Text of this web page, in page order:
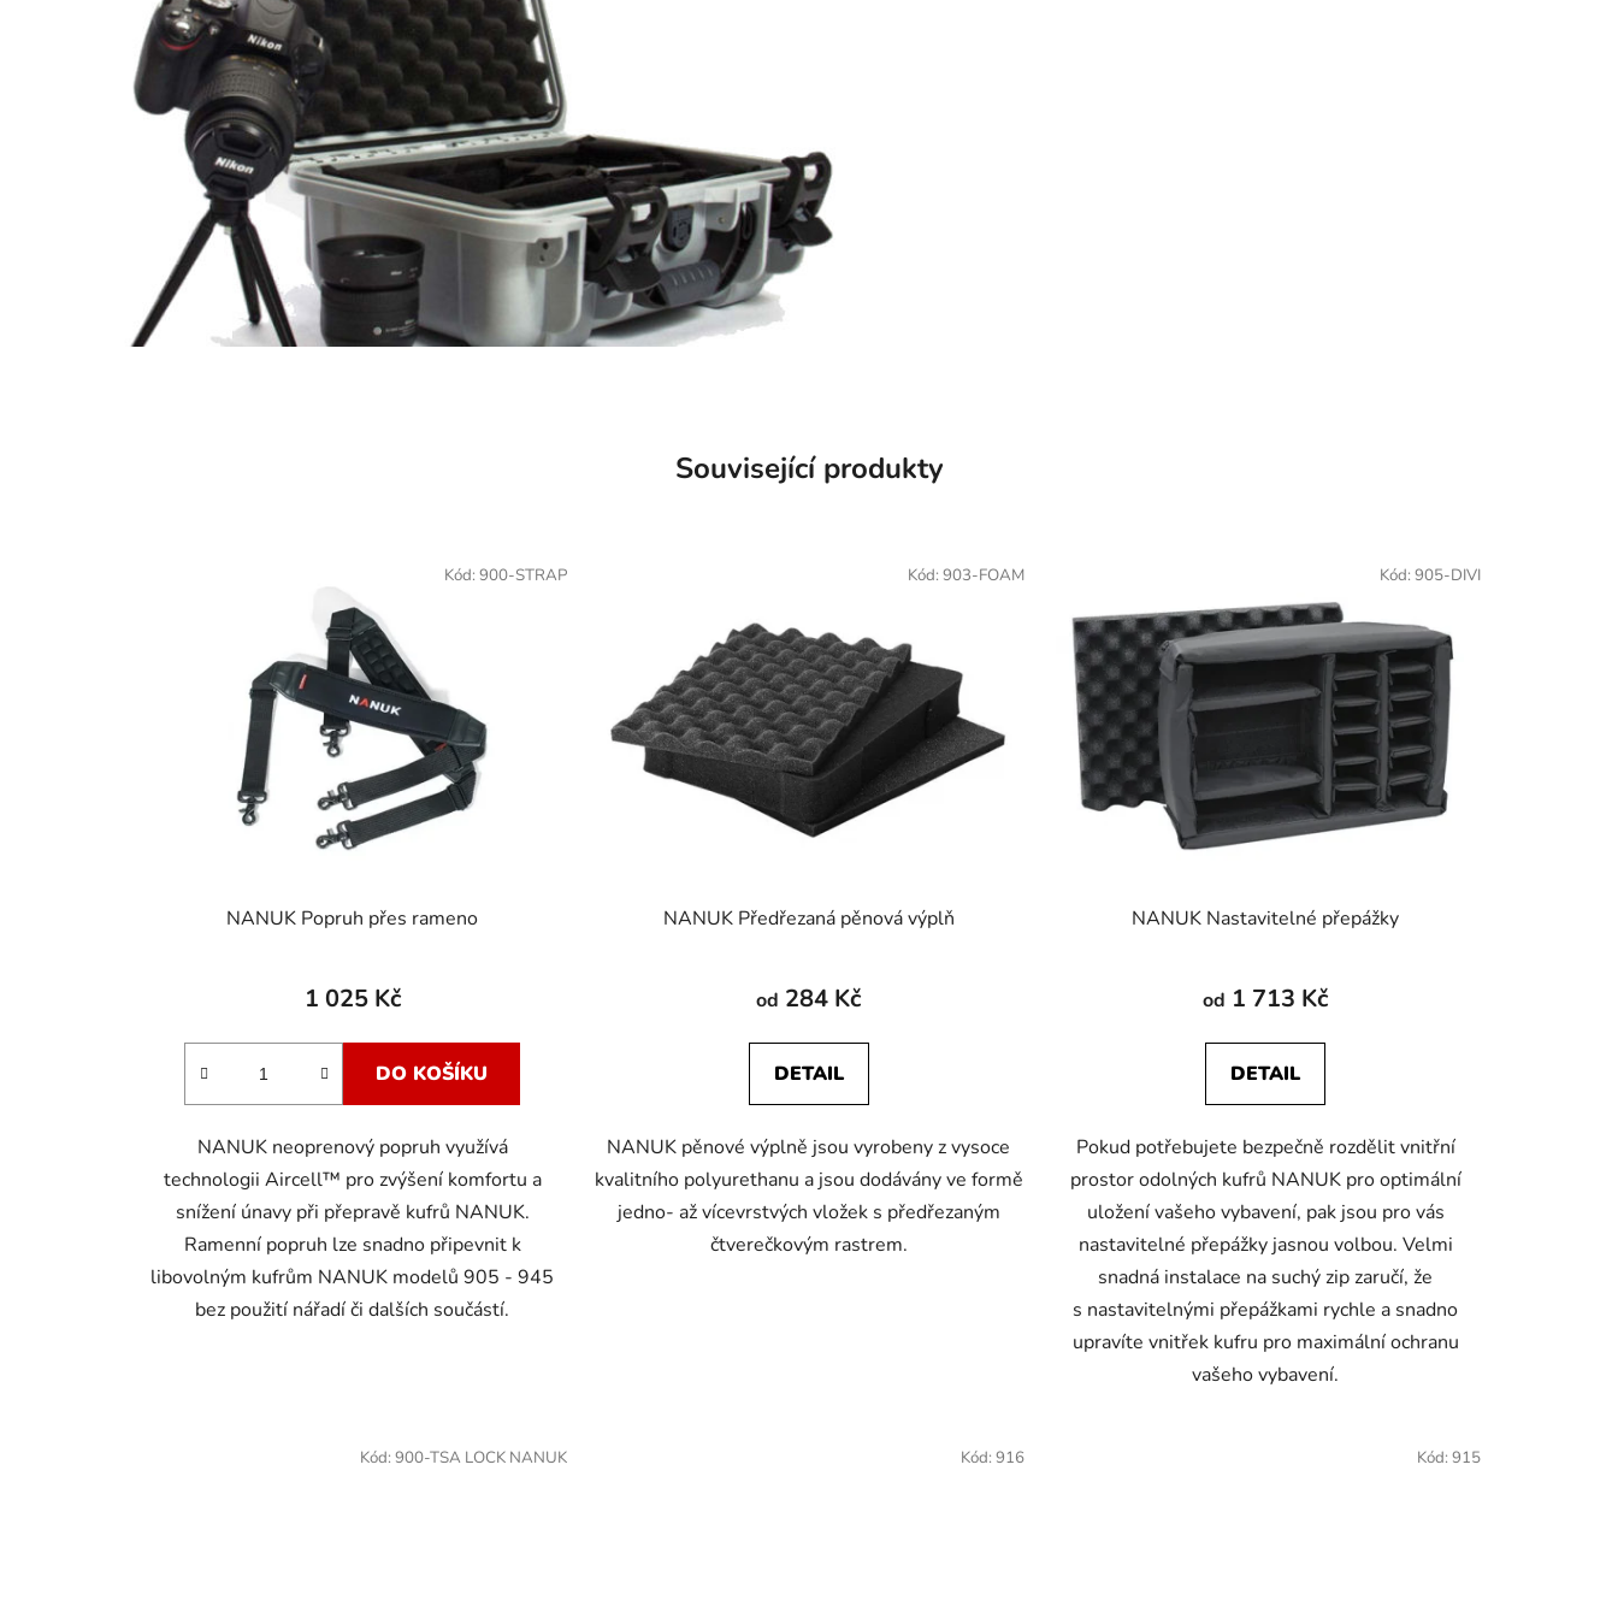
Související produkty
NANUK Popruh přes rameno
1 025 Kč
DO KOŠÍKU
NANUK neoprenový popruh využívá
technologii Aircell™ pro zvýšení komfortu a
snížení únavy při přepravě kufrů NANUK.
Ramenní popruh lze snadno připevnit k
libovolným kufrům NANUK modelů 905 - 945
bez použití nářadí či dalších součástí.
Kód:900-STRAP
NANUK Předřezaná pěnová výplň
od 284 Kč
DETAIL
NANUK pěnové výplně jsou vyrobeny z vysoce
kvalitního polyurethanu a jsou dodávány ve formě
jedno- až vícevrstvých vložek s předřezaným
čtverečkovým rastrem.
Kód: 903-FOAM
NANUK Nastavitelné přepážky
od 1 713 Kč
DETAIL
Pokud potřebujete bezpečně rozdělit vnitřní
prostor odolných kufrů NANUK pro optimální
uložení vašeho vybavení, pak jsou pro vás
nastavitelné přepážky jasnou volbou. Velmi
snadná instalace na suchý zip zaručí, že
s nastavitelnými přepážkami rychle a snadno
upravíte vnitřek kufru pro maximální ochranu
vašeho vybavení.
Kód: 905-DIVI
Kód:900-TSA LOCK NANUK Kód: 916 Kód: 915